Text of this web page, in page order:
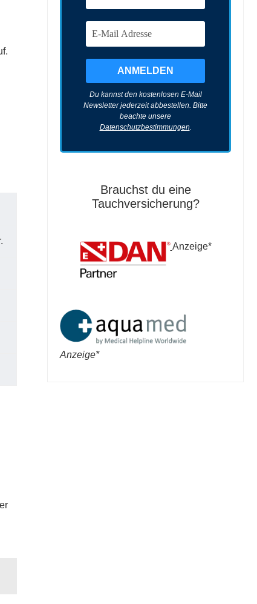
Du kannst den kostenlosen E-Mail
Newsletter jederzeit abbestellen. Bitte
beachte unsere
Datenschutzbestimmungen.
Brauchst du eine
Tauchversicherung?
Anzeige*
Anzeige*